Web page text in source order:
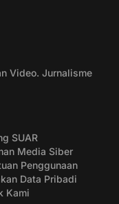
Video. Jurnalisme
SUAR
Media Siber
Penggunaan
Data Pribadi
Kami